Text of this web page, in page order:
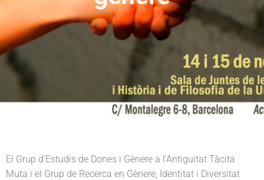
g
a
t
n
e
El Grup d’Estudis de Dones i Gènere a l’Antiguitat Tàcita
Muta i el Grup de Recerca en Gènere, Identitat i Diversitat